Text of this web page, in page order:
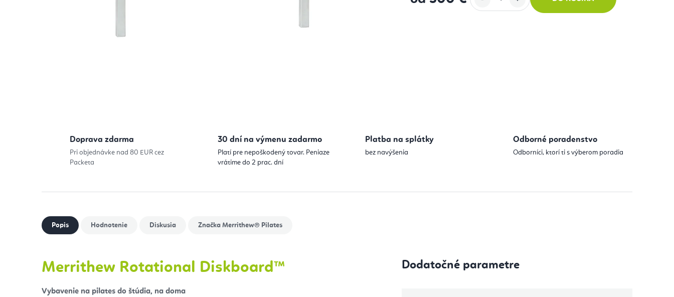
Doprava zdarma
Pri objednávke nad 80 EUR cez
Packeta
30 dní na výmenu zadarmo
Platí pre nepoškodený tovar. Peniaze
vrátime do 2 prac. dní
Platba na splátky
bez navýšenia
Odborné poradenstvo
Odborníci, ktorí ti s výberom poradia
Popis Hodnotenie Diskusia Značka Merrithew® Pilates
Merrithew Rotational Diskboard™
Vybavenie na pilates do štúdia, na doma
Dodatočné parametre